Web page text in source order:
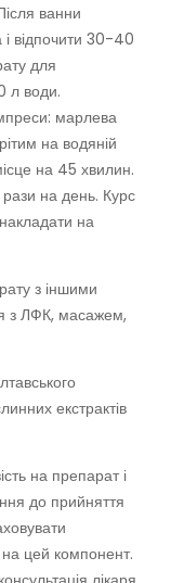
ванни
відпочити 30-40
для
л води.
марлева
на водяній
на 45 хвилин.
на день. Курс
на
з іншими
з ЛФК, масажем,
екстрактів
на препарат і
до прийняття
на цей компонент.